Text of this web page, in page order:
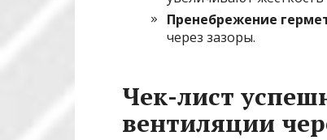
Пренебрежение
через зазоры.
Чек-лист
вентиляции